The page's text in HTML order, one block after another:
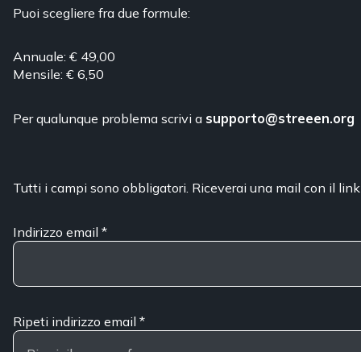
Puoi scegliere fra due formule:
Annuale: € 49,00
Mensile: € 6,50
Per qualunque problema scrivi a supporto@streeen.org
Tutti i campi sono obbligatori. Riceverai una mail con il
Indirizzo email*
Ripeti indirizzo email*